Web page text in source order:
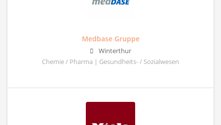
Medbase Gruppe
Winterthur
Chemie / Pharma | Gesundheits- / Sozialwesen